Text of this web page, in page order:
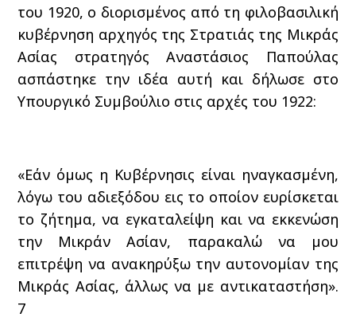
του 1920, ο διορισμένος από τη φιλοβασιλική
κυβέρνηση αρχηγός της Στρατιάς της Μικράς
Ασίας στρατηγός Αναστάσιος Παπούλας
ασπάστηκε την ιδέα αυτή και δήλωσε στο
Υπουργικό Συμβούλιο στις αρχές του 1922:
«Εάν όμως η Κυβέρνησις είναι ηναγκασμένη,
λόγω του αδιεξόδου εις το οποίον ευρίσκεται
το ζήτημα, να εγκαταλείψη και να εκκενώση
την Μικράν Ασίαν, παρακαλώ να μου
επιτρέψη να ανακηρύξω την αυτονομίαν της
Μικράς Ασίας, άλλως να με αντικαταστήση».
7